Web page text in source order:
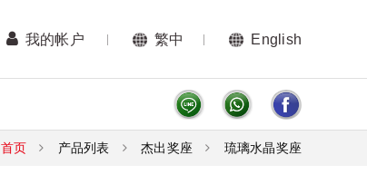
我的帐户 繁中 English
首页 产品列表 杰出奖座 琉璃水晶奖座